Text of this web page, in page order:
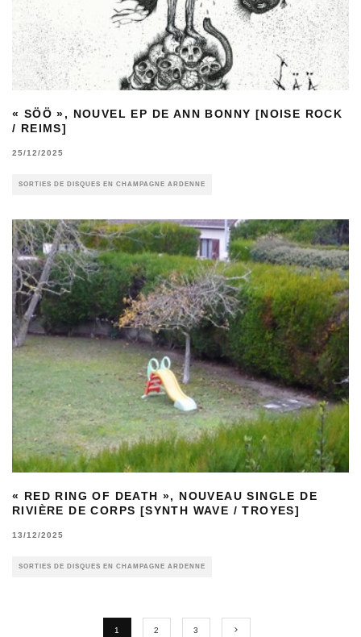
« SÖÖ », NOUVEL EP DE ANN BONNY [NOISE ROCK
/ REIMS]
25/12/2025
SORTIES DE DISQUES EN CHAMPAGNE ARDENNE
« RED RING OF DEATH », NOUVEAU SINGLE DE
RIVIÈRE DE CORPS [SYNTH WAVE / TROYES]
13/12/2025
SORTIES DE DISQUES EN CHAMPAGNE ARDENNE
1 2 3